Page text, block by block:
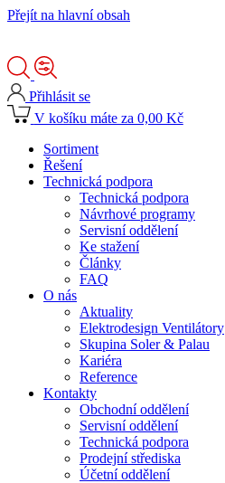
Přejít na hlavní obsah
Přihlásit se
V košíku máte za 0,00 Kč
Sortiment
Řešení
Technická podpora
Technická podpora
Návrhové programy
Servisní oddělení
Ke stažení
Články
FAQ
O nás
Aktuality
Elektrodesign Ventilátory
Skupina Soler & Palau
Kariéra
Reference
Kontakty
Obchodní oddělení
Servisní oddělení
Technická podpora
Prodejní střediska
Účetní oddělení